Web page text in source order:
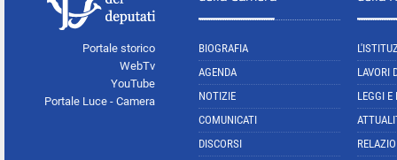
Portale storico
WebTv
YouTube
Portale Luce - Camera
BIOGRAFIA
AGENDA
NOTIZIE
COMUNICATI
DISCORSI
LAVORI
LEGGI E